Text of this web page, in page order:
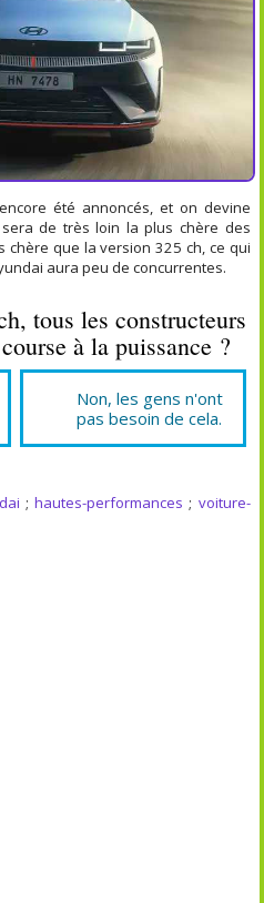
été annoncés, et on devine
de très loin la plus chère des
chère que la version 325 ch, ce qui
aura peu de concurrentes.
tous les constructeurs
à la puissance ?
Non, les gens n'ont
pas besoin de cela.
;hautes-performances ; voiture-